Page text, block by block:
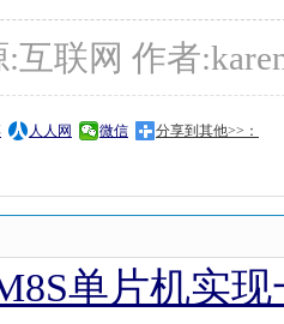
互联网 作者
人人网 微信 分享到其他>>：
单片机实